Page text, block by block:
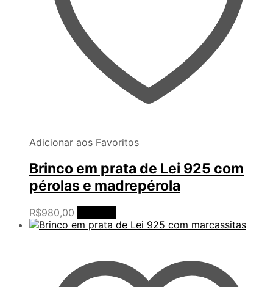
Adicionar aos Favoritos
Brinco em prata de Lei 925 com
pérolas e madrepérola
R$980,00